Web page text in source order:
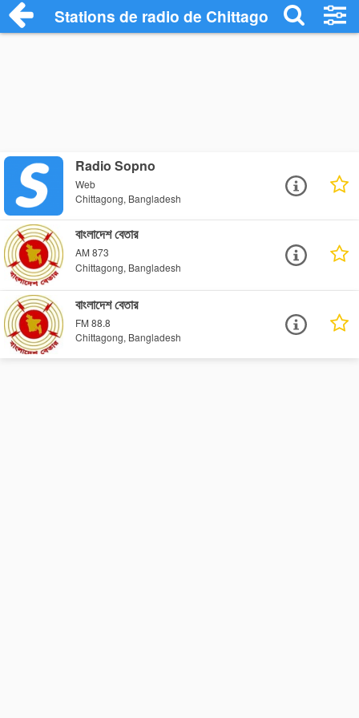
Stations de radio de Chittagong
Radio Sopno
Web
Chittagong, Bangladesh
বাংলাদেশ বেতার
AM 873
Chittagong, Bangladesh
বাংলাদেশ বেতার
FM 88.8
Chittagong, Bangladesh